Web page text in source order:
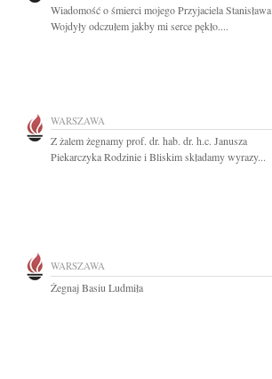
Wiadomość o śmierci mojego Przyjaciela Stanisława
Wojdyły odczułem jakby mi serce pękło....
WARSZAWA
Z żalem żegnamy prof. dr. hab. dr. h.c. Janusza
Piekarczyka Rodzinie i Bliskim składamy wyrazy...
WARSZAWA
Żegnaj Basiu Ludmiła